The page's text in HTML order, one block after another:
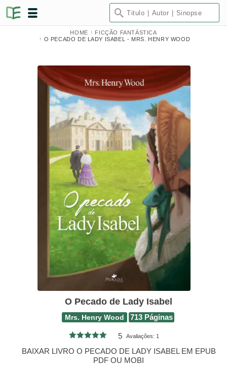
HOME
FICÇÃO FANTÁSTICA
O PECADO DE LADY ISABEL - MRS. HENRY WOOD
O Pecado de Lady Isabel
Mrs. Henry Wood 713 Páginas
5 Avaliações: 1
BAIXAR LIVRO O PECADO DE LADY ISABEL EM EPUB
PDF OU MOBI